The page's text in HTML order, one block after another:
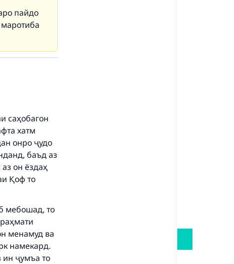
пайдо
саҳобагон
хатм
онро ҷудо
баъд аз
он ёздаҳ
Қоф то
мебошад, то
менамуд ва
намекард.
ин ҷумъа то